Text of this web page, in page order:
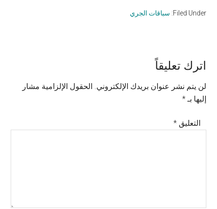
Filed Under: سباقات الجري
Reader
Interactions
اترك تعليقاً
لن يتم نشر عنوان بريدك الإلكتروني. الحقول الإلزامية مشار
إليها بـ*
التعليق*